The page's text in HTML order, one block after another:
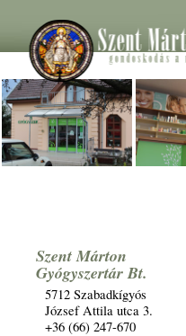
Szent Márton
Gyógyszertár Bt.
5712 Szabadkígyós
József Attila utca 3.
+36 (66) 247-670